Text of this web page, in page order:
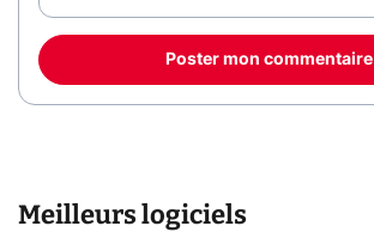
Poster mon commentaire
Meilleurs logiciels